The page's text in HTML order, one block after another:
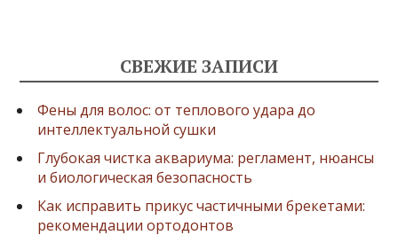
СВЕЖИЕ ЗАПИСИ
Фены для волос: от теплового удара до
интеллектуальной сушки
Глубокая чистка аквариума: регламент, нюансы
и биологическая безопасность
Как исправить прикус частичными брекетами:
рекомендации ортодонтов